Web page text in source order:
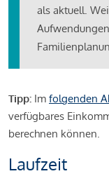
als aktuell.
Tipp: Im folgenden
verfügbares
berechnen können.
Laufzeit